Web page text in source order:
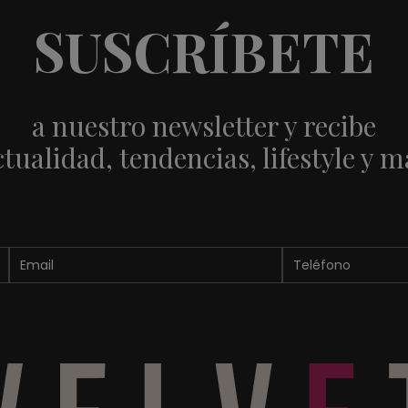
SUSCRÍBETE
a nuestro newsletter y recibe
tendencias, lifestyle y